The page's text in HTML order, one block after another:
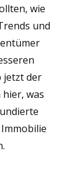
wie
und
jetzt der
was